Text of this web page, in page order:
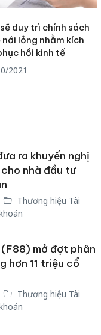
sẽ duy trì chính sách
lỏng nhằm kích
hồi kinh tế
2021
ra khuyến nghị
nhà đầu tư
Thương hiệu Tài
mở đợt phân
hơn 11 triệu cổ
Thương hiệu Tài